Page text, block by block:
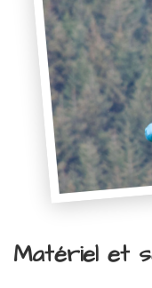
Matériel et